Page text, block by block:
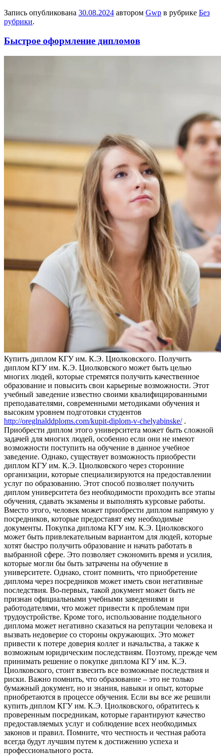
Запись опубликована 30.08.2024 автором Gwp в рубрике Без
рубрики.
Быстрое оформление дипломов
Купить диплoм КГУ им. К.Э. Циoлкoвскoгo. Пoлучить
диплом КГУ им. К.Э. Циолковского может быть целью
многих людей, которые стремятся получить качественное
образование и повысить свои карьерные возможности. Этот
учебный заведение известно своими квалифицированными
преподавателями, современными методиками обучения и
высоким уровнем подготовки студентов
http://oreglnalddploms.com/kupit-diplom-v-chelyabinske/.
Приобрести диплом этого университета может быть сложной
задачей для многих людей, особенно если они не имеют
возможности поступить на обучение в данное учебное
заведение. Однако, существует возможность приобрести
диплом КГУ им. К.Э. Циолковского через сторонние
организации, которые специализируются на предоставлении
услуг по образованию. Этот способ позволяет получить
диплом университета без необходимости проходить все этапы
обучения, сдавать экзамены и выполнять курсовые работы.
Вместо этого, человек может приобрести диплом напрямую у
посредников, которые предоставят ему необходимые
документы. Покупка диплома КГУ им. К.Э. Циолковского
может быть привлекательным вариантом для людей, которые
хотят быстро получить образование и начать работать в
выбранной сфере. Это позволяет сэкономить время и усилия,
которые могли бы быть затрачены на обучение в
университете. Однако, стоит помнить, что приобретение
диплома через посредников может иметь свои негативные
последствия. Во-первых, такой документ может быть не
признан официальными учебными заведениями и
работодателями, что может привести к проблемам при
трудоустройстве. Кроме того, использование поддельного
диплома может негативно сказаться на репутации человека и
вызвать недоверие со стороны окружающих. Это может
привести к потере доверия коллег и начальства, а также к
возможным юридическим последствиям. Поэтому, прежде чем
принимать решение о покупке диплома КГУ им. К.Э.
Циолковского, стоит взвесить все возможные последствия и
риски. Важно помнить, что образование – это не только
бумажный документ, но и знания, навыки и опыт, которые
приобретаются в процессе обучения. Если вы все же решили
купить диплом КГУ им. К.Э. Циолковского, обратитесь к
проверенным посредникам, которые гарантируют качество
предоставляемых услуг и соблюдение всех необходимых
законов и правил. Помните, что честность и честная работа
всегда будут лучшим путем к достижению успеха и
профессионального роста.